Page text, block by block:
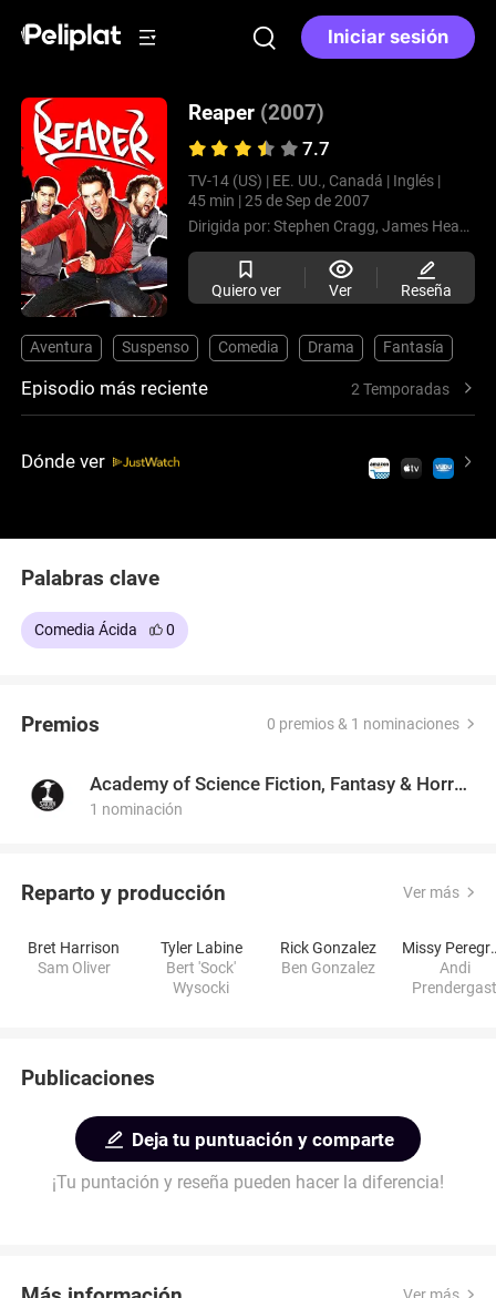
Iniciar sesión
Reaper (2007)
7.7
TV-14 (US) | EE. UU., Canadá | Inglés |
45 min | 25 de Sep de 2007
Dirigida por:Stephen Cragg, James Head,
Quiero ver Ver Reseña
Aventura Suspenso Comedia Drama Fantasía
Episodio más reciente 2 Temporadas
Dónde ver
Palabras clave
Comedia Ácida 0
Premios 0 premios & 1 nominaciones
Academy of Science Fiction, Fantasy & Horror Films, USA
1 nominación
Reparto y producción Ver más
Bret Harrison
Sam Oliver
Tyler Labine
Bert 'Sock'
Wysocki
Rick Gonzalez
Ben Gonzalez
Andi
Publicaciones
Deja tu puntuación y comparte
¡Tu puntación y reseña pueden hacer la diferencia!